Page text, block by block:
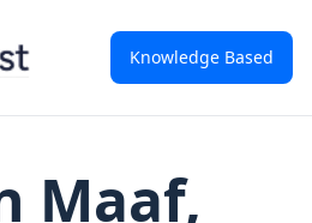
Knowledge Based
Maaf,